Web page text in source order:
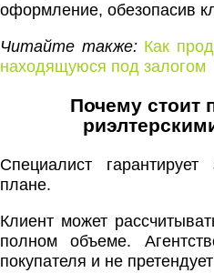
оформление, обезопасив
Читайте также: Как
находящуюся под залогом
Почему стоит
Специалист
плане.
Клиент может
полном объеме.
покупателя и не